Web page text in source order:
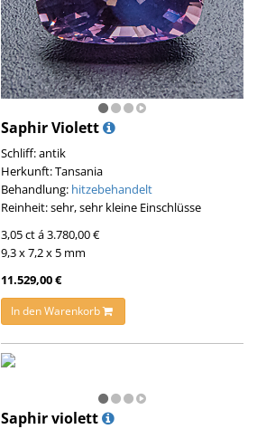
Saphir Violett
Schliff: antik
Herkunft: Tansania
Behandlung: hitzebehandelt
Reinheit: sehr, sehr kleine Einschlüsse
3,05 ct á 3.780,00 €
9,3 x 7,2 x 5 mm
11.529,00 €
In den Warenkorb
Saphir violett